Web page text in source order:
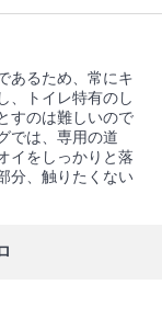
あるため、常にキ
、トイレ特有のし
すのは難しいので
では、専用の道
イをしっかりと落
分、触りたくない